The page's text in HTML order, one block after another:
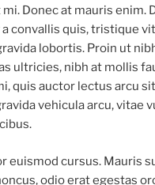
Donec at mauris enim.
convallis quis, tristique
lobortis. Proin ut
ultricies, nibh at mollis
quis auctor lectus arcu
vehicula arcu, vitae
euismod cursus. Mauris
odio erat egestas